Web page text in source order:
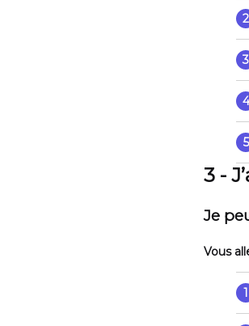
2
3
4
5
3 -
Je
Vous
1